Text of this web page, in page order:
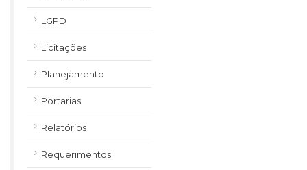
LGPD
Licitações
Planejamento
Portarias
Relatórios
Requerimentos